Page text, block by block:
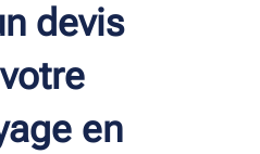
devis
en